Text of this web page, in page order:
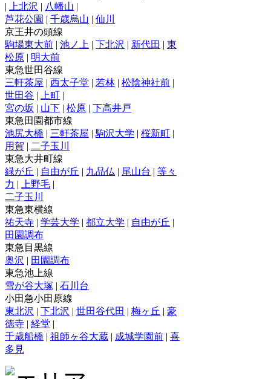
|
上北沢 | 八幡山 |
芦花公園 | 千歳烏山 | 仙川
京王井の頭線
駒場東大前 | 池ノ上 | 下北沢 | 新代田 | 東
松原 | 明大前
東急世田谷線
三軒茶屋 | 西太子堂 | 若林 | 松陰神社前 |
世田谷 | 上町 |
宮の坂 | 山下 | 松原 | 下高井戸
東急田園都市線
池尻大橋 | 三軒茶屋 | 駒沢大学 | 桜新町 |
用賀 | 二子玉川
東急大井町線
緑が丘 | 自由が丘 | 九品仏 | 尾山台 | 等々
力 | 上野毛 |
二子玉川
東急東横線
祐天寺 | 学芸大学 | 都立大学 | 自由が丘 |
田園調布
東急目黒線
奥沢 | 田園調布
東急池上線
雪が谷大塚 | 石川台
小田急小田原線
東北沢 | 下北沢 | 世田谷代田 | 梅ヶ丘 | 豪
徳寺 | 経堂 |
千歳船橋 | 祖師ヶ谷大蔵 | 成城学園前 | 喜
多見